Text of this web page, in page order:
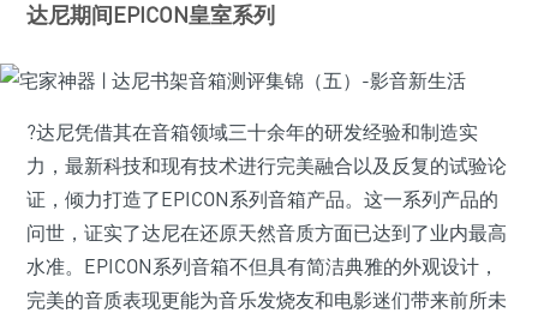
达尼期间EPICON皇室系列
?达尼凭借其在音箱领域三十余年的研发经验和制造实
力，最新科技和现有技术进行完美融合以及反复的试验论
证，倾力打造了EPICON系列音箱产品。这一系列产品的
问世，证实了达尼在还原天然音质方面已达到了业内最高
水准。EPICON系列音箱不但具有简洁典雅的外观设计，
完美的音质表现更能为音乐发烧友和电影迷们带来前所未